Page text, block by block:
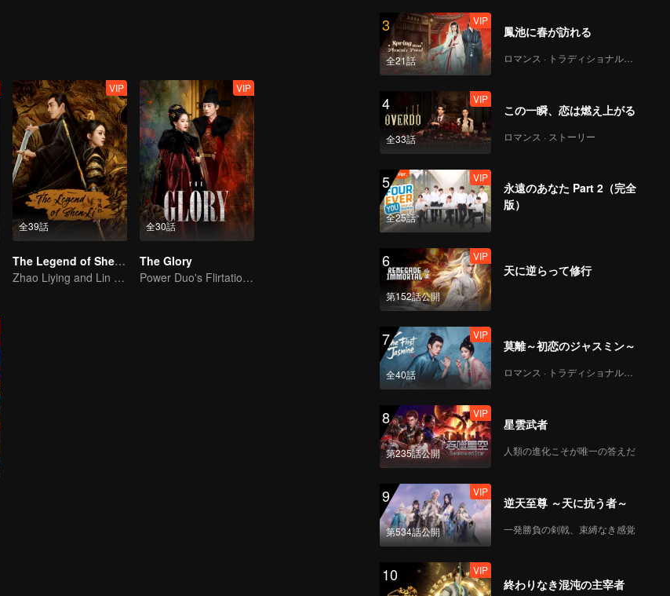
全39話
VIP
The Legend of ShenLi
Zhao Liying and Lin Gengxin Cooperate Again
全30話
VIP
The Glory
Power Duo's Flirtatious Game: Unraveling the Conspiracy
3
全21話
VIP
鳳池に春が訪れる
ロマンス · トラディショナル・コスチューム
4
全33話
VIP
この一瞬、恋は燃え上がる
ロマンス · ストーリー
5
全25話
VIP
永遠のあなた Part 2（完全
版）
6
第152話公開
VIP
天に逆らって修行
7
全40話
VIP
莫離～初恋のジャスミン～
ロマンス · トラディショナル・コスチューム
8
第235話公開
VIP
星雲武者
人類の進化こそが唯一の答えだ
9
第534話公開
VIP
逆天至尊 ～天に抗う者～
一発勝負の剣戟、束縛なき感覚
10 VIP
終わりなき混沌の主宰者